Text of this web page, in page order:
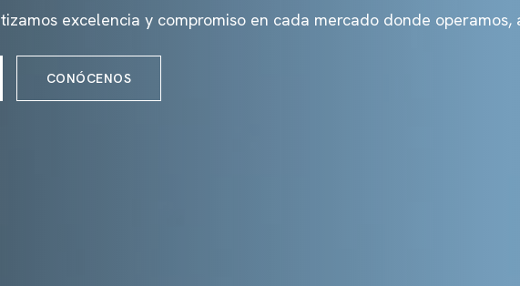
excelencia y compromiso en cada mercado donde
CONÓCENOS